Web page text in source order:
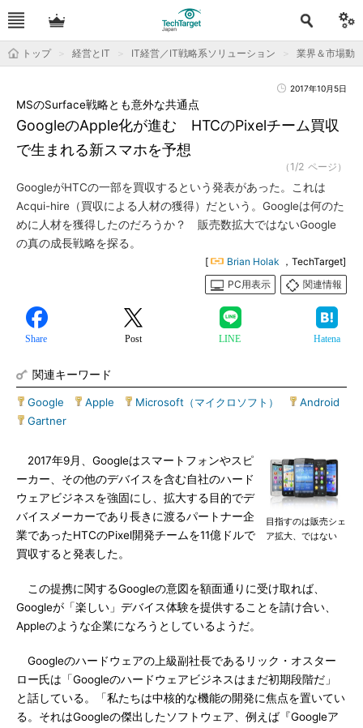
トップ 経営とIT IT経営／IT戦略系ソリューション 業界＆市場動
2017年10月5日
GoogleのApple化が進む HTCのPixelチーム買収
で生まれる新スマホを予想
MSのSurface戦略とも意外な共通点
（1/2 ページ）
GoogleがHTCの一部を買収するという発表があった。これは
Acqui-hire（買収による人材の獲得）だという。Googleは何のた
めに人材を獲得したのだろうか？ 販売数拡大ではないGoogle
の真の成長戦略を探る。
[ Brian Holak ，TechTarget]
PC用表示
関連情報
Share Post LINE Hatena
関連キーワード
Google Apple Microsoft（マイクロソフト） Android
Gartner
目指すのは販売シェ
ア拡大、ではない
2017年9月、Googleはスマートフォンやスピ
ーカー、その他のデバイスを含む自社のハード
ウェアビジネスを強固にし、拡大する目的でデ
バイスメーカーであり長きに渡るパートナー企
業であったHTCのPixel開発チームを11億ドルで
買収すると発表した。
この提携に関するGoogleの意図を額面通りに受け取れば、
Googleが「楽しい」デバイス体験を提供することを請け合い、
Appleのような企業になろうとしているようだ。
Googleのハードウェアの上級副社長であるリック・オスター
ロー氏は「Googleのハードウェアビジネスはまだ初期段階だ」
と話している。「私たちは中核的な機能の開発に焦点を置いてい
る。それはGoogleの傑出したソフトウェア、例えば『Googleア